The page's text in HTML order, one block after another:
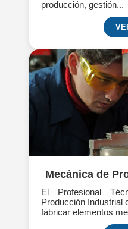
producción, gestión...
Mecánica de
El Profesional
Producción Industrial
fabricar elementos